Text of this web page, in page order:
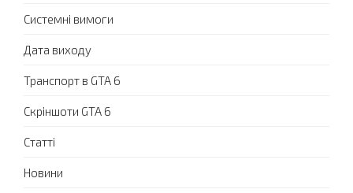
Системні вимоги
Дата виходу
Транспорт в GTA 6
Скріншоти GTA 6
Статті
Новини